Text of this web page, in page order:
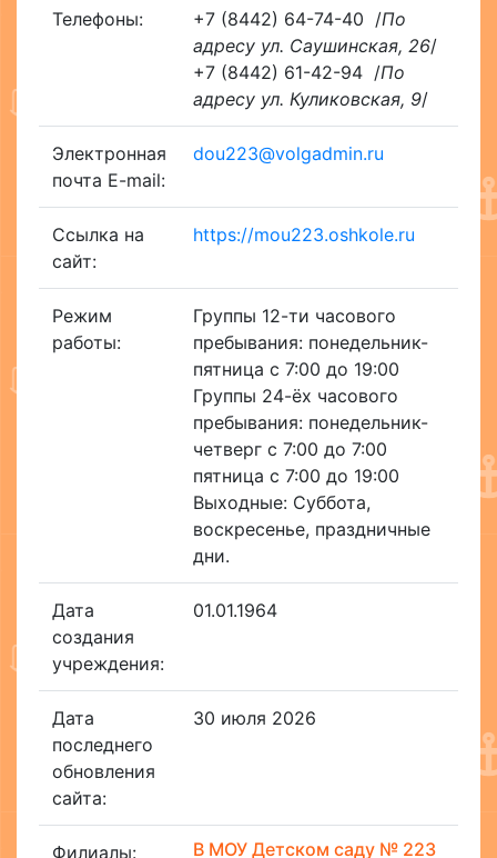
Телефоны: +7 (8442) 64-74-40 /По
адресу ул. Саушинская, 26/
+7 (8442) 61-42-94 /По
адресу ул. Куликовская, 9/
Электронная
почта E-mail:
dou223@volgadmin.ru
Ссылка на
сайт:
https://mou223.oshkole.ru
Режим
работы:
Группы 12-ти часового
пребывания: понедельник-
пятница с 7:00 до 19:00
Группы 24-ёх часового
пребывания: понедельник-
четверг с 7:00 до 7:00
пятница с 7:00 до 19:00
Выходные: Суббота,
воскресенье, праздничные
дни.
Дата
создания
учреждения:
01.01.1964
Дата
последнего
обновления
сайта:
30 июля 2026
Филиалы: В МОУ Детском саду № 223